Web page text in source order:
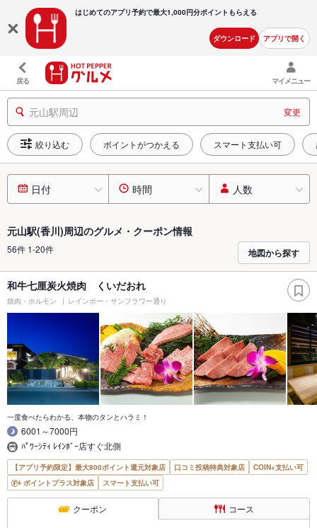
はじめてのアプリ予約で最大1,000円分ポイントもらえる
ダウンロード アプリで開く
戻る マイメニュー
元山駅周辺 変更
絞り込む ポイントがつかえる スマート支払い可
日付 時間 人数
元山駅(香川)周辺のグルメ・クーポン情報
56件 1-20件 地図から探す
和牛七厘炭火焼肉 くいだおれ
焼肉・ホルモン レインボー・サンフラワー通り
一度食べたらわかる、本物のタンとハラミ！
6001～7000円
ﾊﾟﾜｰｼﾃｨ ﾚｲﾝﾎﾞｰ店すぐ北側
【アプリ予約限定】最大800ポイント還元対象店 口コミ投稿特典対象店
COIN+支払い可
ポイントプラス対象店
スマート支払い可
クーポン コース